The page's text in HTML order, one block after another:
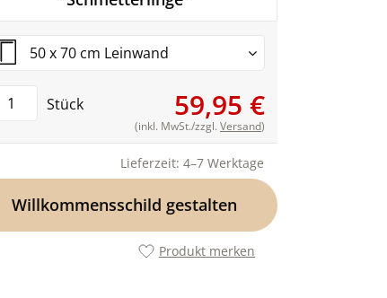
50 x 70 cm Leinwand
Stück 59,95 €
(inkl. MwSt./zzgl. Versand)
Lieferzeit: 4–7 Werktage
Willkommensschild gestalten
Produkt merken